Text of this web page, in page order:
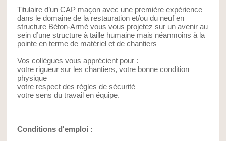
Titulaire d’un CAP maçon avec une première expérience
dans le domaine de la restauration et/ou du neuf en
structure Béton-Armé vous vous projetez sur un avenir au
sein d’une structure à taille humaine mais néanmoins à la
pointe en terme de matériel et de chantiers
Vos collègues vous apprécient pour :
votre rigueur sur les chantiers, votre bonne condition
physique
votre respect des règles de sécurité
votre sens du travail en équipe.
Conditions d'emploi :